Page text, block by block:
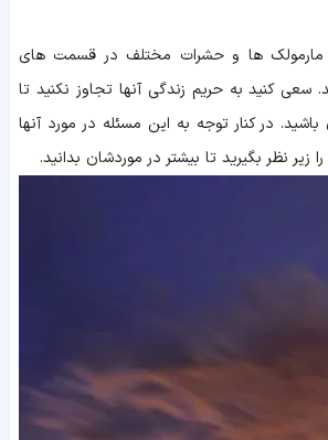
مارمولک ها و حشرات مختلف در قسمت های
سعی کنید به حریم زندگی آنها تجاوز نکنید تا
در کنار توجه به این مسئله در مورد آنها
زیر نظر بگیرید تا بیشتر در موردشان بدانید.